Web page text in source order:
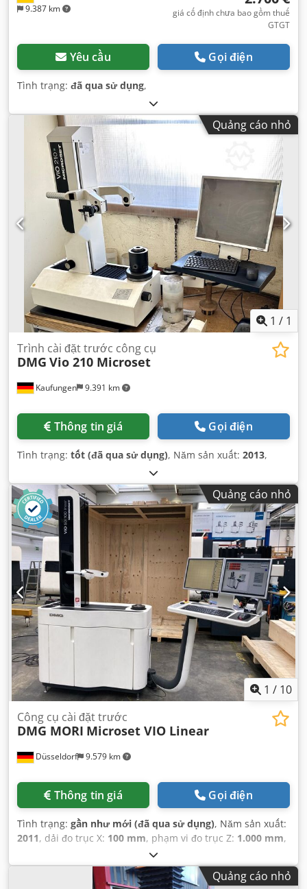
9.387 km
giá cố định chưa bao gồm thuế
GTGT
Yêu cầu Gọi điện
Tình trạng: đã qua sử dụng,
Quảng cáo nhỏ
1 / 1
Kaufungen 9.391 km
Trình cài đặt trước công cụ
DMG Vio 210 Microset
Thông tin giá Gọi điện
Tình trạng: tốt (đã qua sử dụng), Năm sản xuất: 2013,
Quảng cáo nhỏ
1 / 10
Düsseldorf 9.579 km
Công cụ cài đặt trước
DMG MORI Microset VIO Linear
Thông tin giá Gọi điện
Tình trạng: gần như mới (đã qua sử dụng), Năm sản xuất:
2011, dải đo trục X: 100 mm, phạm vi đo trục Z: 1.000 mm,
, trọng lượng tổng cộng:
kg, độ chính xác đo quãng đường:2 mm, trọng lượng dụng
Quảng cáo nhỏ